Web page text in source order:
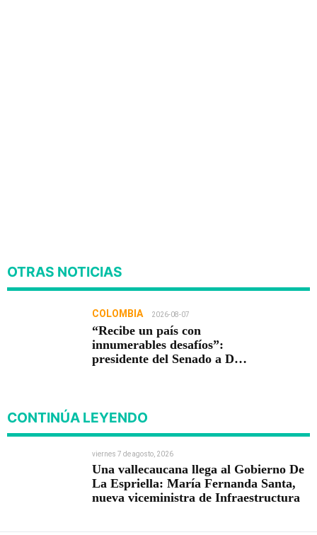
OTRAS NOTICIAS
COLOMBIA 2026-08-07
“Recibe un país con
innumerables desafíos”:
presidente del Senado a De
CONTINÚA LEYENDO
viernes 7 de agosto, 2026
Una vallecaucana llega al Gobierno De
La Espriella: María Fernanda Santa,
nueva viceministra de Infraestructura